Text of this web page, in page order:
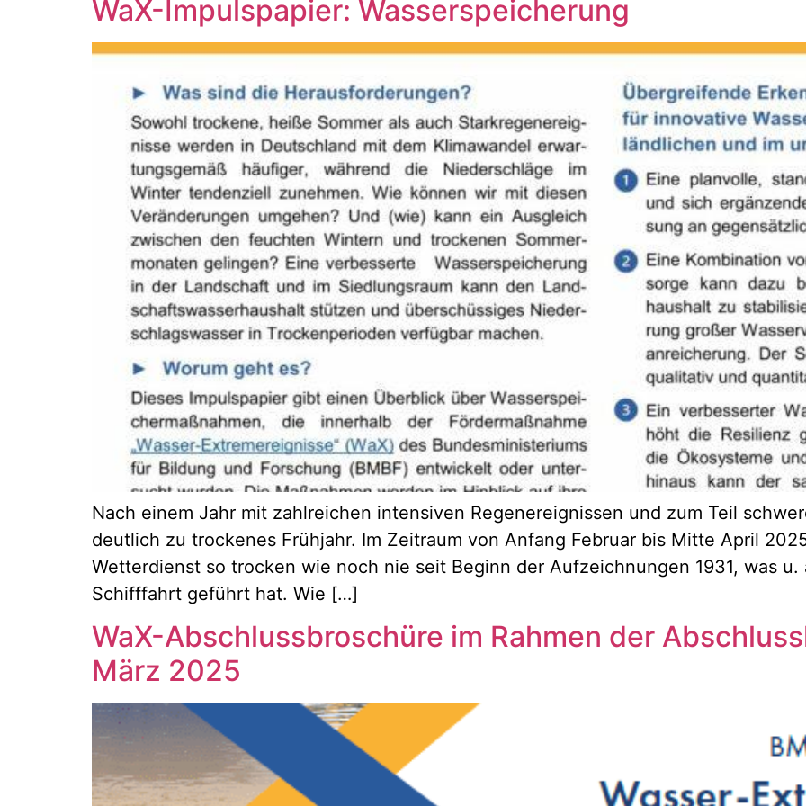
WaX-Impulspapier: Wasserspeicherung
Nach einem Jahr mit zahlreichen intensiven Regenereignissen und zum Teil
deutlich zu trockenes Frühjahr. Im Zeitraum von Anfang Februar bis Mitte April
Wetterdienst so trocken wie noch nie seit Beginn der Aufzeichnungen 1931, was
Schifffahrt geführt hat. Wie […]
WaX-Abschlussbroschüre im Rahmen der
März 2025